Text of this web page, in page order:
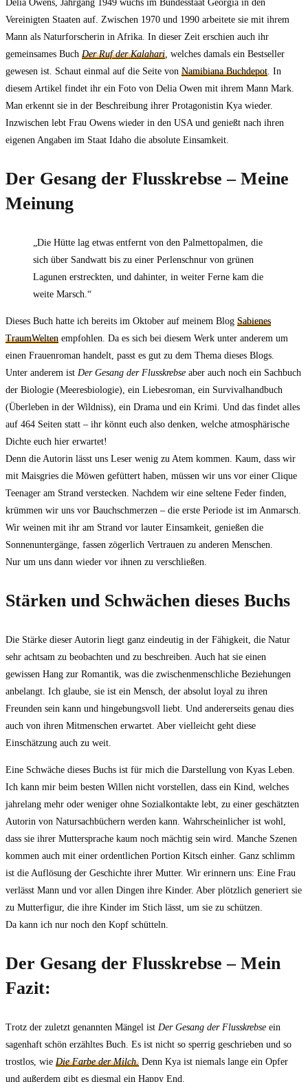
Delia Owens, Jahrgang 1949 wuchs im Bundesstaat Georgia in den
Vereinigten Staaten auf. Zwischen 1970 und 1990 arbeitete sie mit ihrem
Mann als Naturforscherin in Afrika. In dieser Zeit erschien auch ihr
gemeinsames Buch Der Ruf der Kalahari, welches damals ein Bestseller
gewesen ist. Schaut einmal auf die Seite von Namibiana Buchdepot. In
diesem Artikel findet ihr ein Foto von Delia Owen mit ihrem Mann Mark.
Man erkennt sie in der Beschreibung ihrer Protagonistin Kya wieder.
Inzwischen lebt Frau Owens wieder in den USA und genießt nach ihren
eigenen Angaben im Staat Idaho die absolute Einsamkeit.
Der Gesang der Flusskrebse – Meine
Meinung
„Die Hütte lag etwas entfernt von den Palmettopalmen, die
sich über Sandwatt bis zu einer Perlenschnur von grünen
Lagunen erstreckten, und dahinter, in weiter Ferne kam die
weite Marsch.“
Dieses Buch hatte ich bereits im Oktober auf meinem Blog Sabienes
TraumWelten empfohlen. Da es sich bei diesem Werk unter anderem um
einen Frauenroman handelt, passt es gut zu dem Thema dieses Blogs.
Unter anderem ist Der Gesang der Flusskrebse aber auch noch ein Sachbuch
der Biologie (Meeresbiologie), ein Liebesroman, ein Survivalhandbuch
(Überleben in der Wildniss), ein Drama und ein Krimi. Und das findet alles
auf 464 Seiten statt – ihr könnt euch also denken, welche atmosphärische
Dichte euch hier erwartet!
Denn die Autorin lässt uns Leser wenig zu Atem kommen. Kaum, dass wir
mit Maisgries die Möwen gefüttert haben, müssen wir uns vor einer Clique
Teenager am Strand verstecken. Nachdem wir eine seltene Feder finden,
krümmen wir uns vor Bauchschmerzen – die erste Periode ist im Anmarsch.
Wir weinen mit ihr am Strand vor lauter Einsamkeit, genießen die
Sonnenuntergänge, fassen zögerlich Vertrauen zu anderen Menschen.
Nur um uns dann wieder vor ihnen zu verschließen.
Stärken und Schwächen dieses Buchs
Die Stärke dieser Autorin liegt ganz eindeutig in der Fähigkeit, die Natur
sehr achtsam zu beobachten und zu beschreiben. Auch hat sie einen
gewissen Hang zur Romantik, was die zwischenmenschliche Beziehungen
anbelangt. Ich glaube, sie ist ein Mensch, der absolut loyal zu ihren
Freunden sein kann und hingebungsvoll liebt. Und andererseits genau dies
auch von ihren Mitmenschen erwartet. Aber vielleicht geht diese
Einschätzung auch zu weit.
Eine Schwäche dieses Buchs ist für mich die Darstellung von Kyas Leben.
Ich kann mir beim besten Willen nicht vorstellen, dass ein Kind, welches
jahrelang mehr oder weniger ohne Sozialkontakte lebt, zu einer geschätzten
Autorin von Natursachbüchern werden kann. Wahrscheinlicher ist wohl,
dass sie ihrer Muttersprache kaum noch mächtig sein wird. Manche Szenen
kommen auch mit einer ordentlichen Portion Kitsch einher. Ganz schlimm
ist die Auflösung der Geschichte ihrer Mutter. Wir erinnern uns: Eine Frau
verlässt Mann und vor allen Dingen ihre Kinder. Aber plötzlich generiert sie
zu Mutterfigur, die ihre Kinder im Stich lässt, um sie zu schützen.
Da kann ich nur noch den Kopf schütteln.
Der Gesang der Flusskrebse – Mein
Fazit:
Trotz der zuletzt genannten Mängel ist Der Gesang der Flusskrebse ein
sagenhaft schön erzähltes Buch. Es ist nicht so sperrig geschrieben und so
trostlos, wie Die Farbe der Milch. Denn Kya ist niemals lange ein Opfer
und außerdem gibt es diesmal ein Happy End.